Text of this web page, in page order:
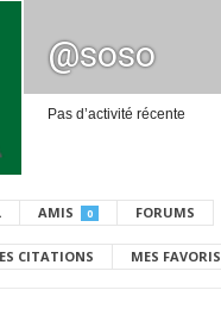
@soso
Pas d’activité récente
AMIS 0 FORUMS
CITATIONS MES FAVORIS